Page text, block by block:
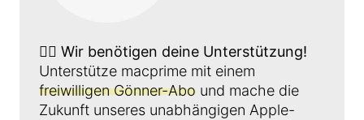
👉🏼 Wir benötigen deine Unterstützung!
Unterstütze macprime mit einem
freiwilligen Gönner-Abo und mache die
Zukunft unseres unabhängigen Apple-